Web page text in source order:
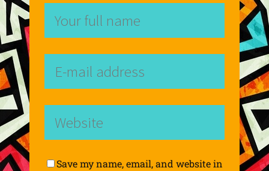
Save my name, email, and website in